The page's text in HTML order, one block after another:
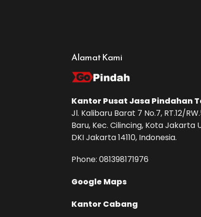
Alamat Kami
Kantor Pusat Jasa Pindahan
Jl. Kalibaru Barat 7 No.7, RT.12/
Baru, Kec. Cilincing, Kota Jakarta
DKI Jakarta 14110, Indonesia.
Phone: ‪081398171976‬
Google Maps
Kantor Cabang